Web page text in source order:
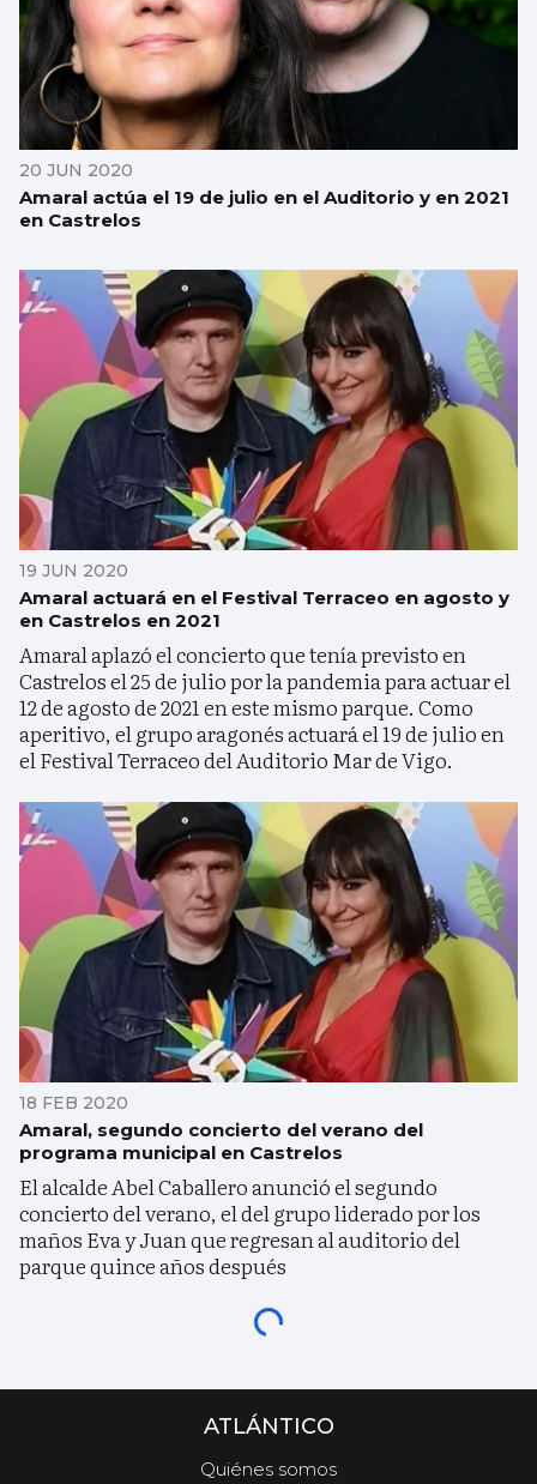
20 JUN 2020
Amaral actúa el 19 de julio en el Auditorio y en 2021
en Castrelos
19 JUN 2020
Amaral actuará en el Festival Terraceo en agosto y
en Castrelos en 2021
Amaral aplazó el concierto que tenía previsto en
Castrelos el 25 de julio por la pandemia para actuar el
12 de agosto de 2021 en este mismo parque. Como
aperitivo, el grupo aragonés actuará el 19 de julio en
el Festival Terraceo del Auditorio Mar de Vigo.
18 FEB 2020
Amaral, segundo concierto del verano del
programa municipal en Castrelos
El alcalde Abel Caballero anunció el segundo
concierto del verano, el del grupo liderado por los
maños Eva y Juan que regresan al auditorio del
parque quince años después
ATLÁNTICO
Quiénes somos